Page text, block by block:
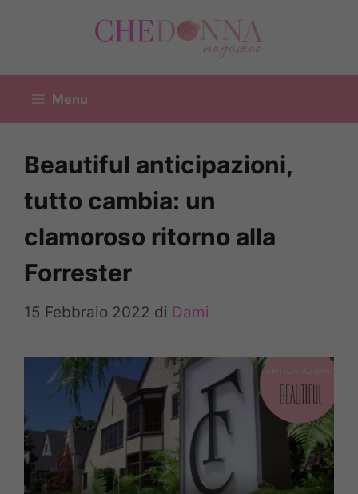
Menu
Beautiful anticipazioni,
tutto cambia: un
clamoroso ritorno alla
Forrester
15 Febbraio 2022 di Dami